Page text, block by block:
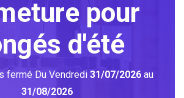
pour
d'été
fermé Du Vendredi 31/07/2026 au
31/08/2026